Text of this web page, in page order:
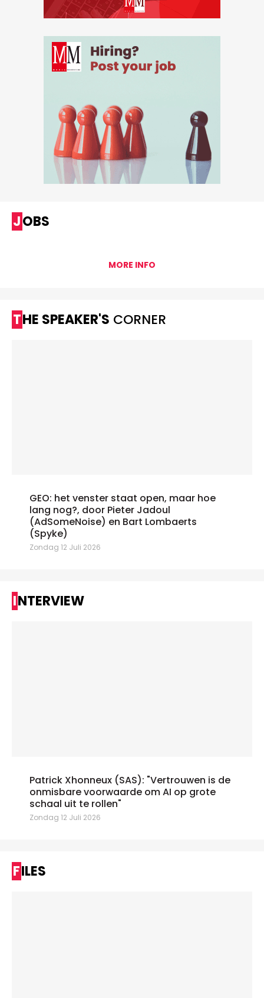
JOBS
MORE INFO
THE SPEAKER'S CORNER
GEO: het venster staat open, maar hoe
lang nog?, door Pieter Jadoul
(AdSomeNoise) en Bart Lombaerts
(Spyke)
Zondag 12 Juli 2026
INTERVIEW
Patrick Xhonneux (SAS): "Vertrouwen is de
onmisbare voorwaarde om AI op grote
schaal uit te rollen"
Zondag 12 Juli 2026
FILES